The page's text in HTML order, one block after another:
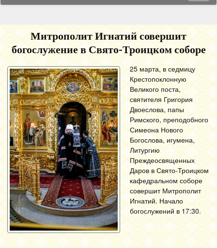
Митрополит Игнатий совершит
богослужение в Свято-Троицком соборе
25 марта, в седмицу
Крестопоклонную
Великого поста,
святителя Григория
Двоеслова, папы
Римского, преподобного
Симеона Нового
Богослова, игумена,
Литургию
Преждеосвященных
Даров в Свято-Троицком
кафедральном соборе
совершит Митрополит
Игнатий. Начало
богослужений в 17:30.